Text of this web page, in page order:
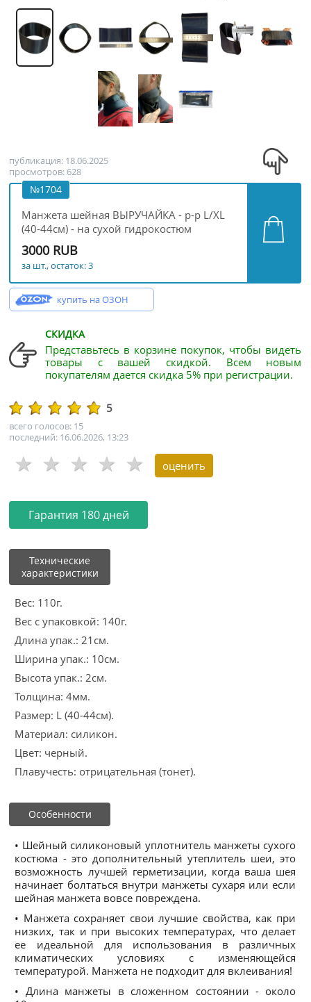
публикация: 18.06.2025
просмотров: 628
№1704
Манжета шейная ВЫРУЧАЙКА - р-р L/XL
(40-44см) - на сухой гидрокостюм
3000 RUB
за шт., остаток: 3
купить на ОЗОН
СКИДКА
Представьтесь в корзине покупок, чтобы видеть
товары с вашей скидкой. Всем новым
покупателям дается скидка 5% при регистрации.
5
всего голосов: 15
последний: 16.06.2026, 13:23
Гарантия 180 дней
Технические
характеристики
Вес: 110г.
Вес с упаковкой: 140г.
Длина упак.: 21см.
Ширина упак.: 10см.
Высота упак.: 2см.
Толщина: 4мм.
Размер: L (40-44см).
Материал: силикон.
Цвет: черный.
Плавучесть: отрицательная (тонет).
Особенности
• Шейный силиконовый уплотнитель манжеты сухого
костюма - это дополнительный утеплитель шеи, это
возможность лучшей герметизации, когда ваша шея
начинает болтаться внутри манжеты сухаря или если
шейная манжета вовсе повреждена.
• Манжета сохраняет свои лучшие свойства, как при
низких, так и при высоких температурах, что делает
ее идеальной для использования в различных
климатических условиях с изменяющейся
температурой. Манжета не подходит для вклеивания!
• Длина манжеты в сложенном состоянии - около